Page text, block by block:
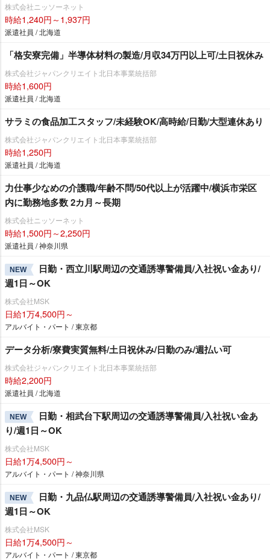
株式会社ニッソーネット
時給1,240円～1,937円
派遣社員 / 北海道
「格安寮完備」半導体材料の製造/月収34万円以上可/土日祝休み
株式会社ジャパンクリエイト北日本事業統括部
時給1,600円
派遣社員 / 北海道
サラミの食品加工スタッフ/未経験OK/高時給/日勤/大型連休あり
株式会社ジャパンクリエイト北日本事業統括部
時給1,250円
派遣社員 / 北海道
力仕事少なめの介護職/年齢不問/50代以上が活躍中/横浜市栄区
内に勤務地多数 2カ月～長期
株式会社ニッソーネット
時給1,500円～2,250円
派遣社員 / 神奈川県
NEW
日勤・西立川駅周辺の交通誘導警備員/入社祝い金あり/
週1日～OK
株式会社MSK
日給1万4,500円～
アルバイト・パート / 東京都
データ分析/寮費実質無料/土日祝休み/日勤のみ/週払い可
株式会社ジャパンクリエイト北日本事業統括部
時給2,200円
派遣社員 / 北海道
NEW
日勤・相武台下駅周辺の交通誘導警備員/入社祝い金あ
り/週1日～OK
株式会社MSK
日給1万4,500円～
アルバイト・パート / 神奈川県
NEW
日勤・九品仏駅周辺の交通誘導警備員/入社祝い金あり/
週1日～OK
株式会社MSK
日給1万4,500円～
アルバイト・パート / 東京都